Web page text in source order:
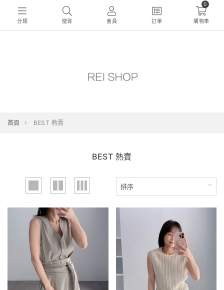
分類 搜尋 會員 訂單
0
購物車
首頁 BEST 熱賣
BEST 熱賣